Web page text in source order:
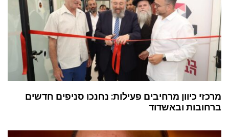
מרכזי כיוון מרחיבים פעילות: נחנכו סניפים חדשים
ברחובות ובאשדוד